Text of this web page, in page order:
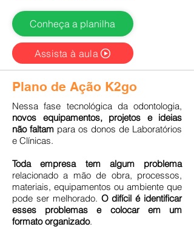
Conheça a planilha
Assista à aula
Plano de Ação K2go
Nessa fase tecnológica da odontologia,
novos equipamentos, projetos e ideias
não faltam para os donos de Laboratórios
e Clínicas.
Toda empresa tem algum problema
relacionado a mão de obra, processos,
materiais, equipamentos ou ambiente que
pode ser melhorado. O difícil é identificar
esses problemas e colocar em um
formato organizado.